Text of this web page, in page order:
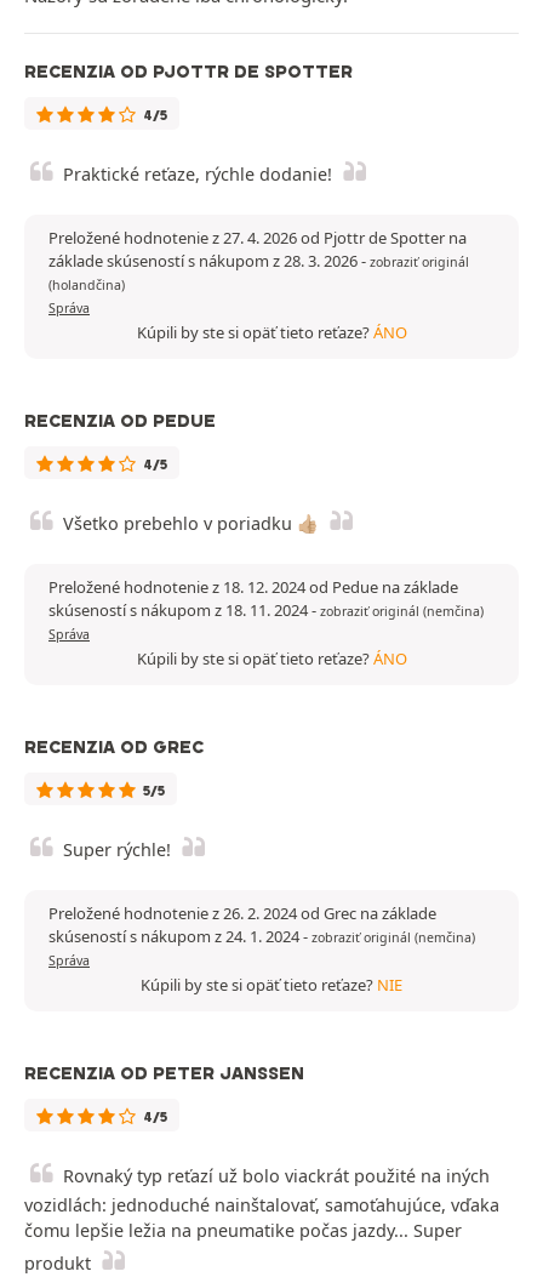
RECENZIA OD PJOTTR DE SPOTTER
4/5
Praktické reťaze, rýchle dodanie!
Preložené hodnotenie z 27. 4. 2026 od Pjottr de Spotter na
základe skúseností s nákupom z 28. 3. 2026- zobraziť originál
(holandčina)
Správa
Kúpili by ste si opäť tieto reťaze?ÁNO
RECENZIA OD PEDUE
4/5
Všetko prebehlo v poriadku 👍🏼
Preložené hodnotenie z 18. 12. 2024 od Pedue na základe
skúseností s nákupom z 18. 11. 2024- zobraziť originál (nemčina)
Správa
Kúpili by ste si opäť tieto reťaze?ÁNO
RECENZIA OD GREC
5/5
Super rýchle!
Preložené hodnotenie z 26. 2. 2024 od Grec na základe
skúseností s nákupom z 24. 1. 2024- zobraziť originál (nemčina)
Správa
Kúpili by ste si opäť tieto reťaze? NIE
RECENZIA OD PETER JANSSEN
4/5
Rovnaký typ reťazí už bolo viackrát použité na iných
vozidlách: jednoduché nainštalovať, samoťahujúce, vďaka
čomu lepšie ležia na pneumatike počas jazdy... Super
produkt